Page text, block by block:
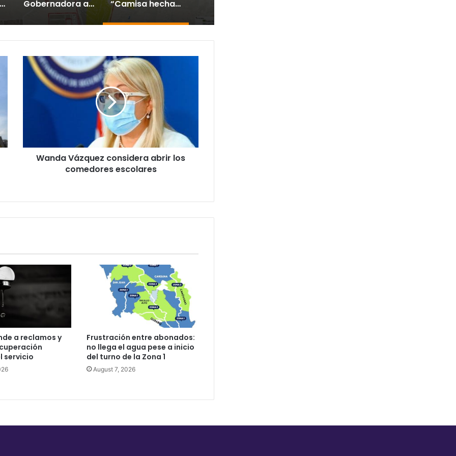
“La escuela ya no parece tan atractiva”: alertan sobre impacto de la tecnología en los jóvenes Gobernadora activa la Guardia Nacional ante incendio forestal en Cayey “Camisa hecha a la medida”: Planificador cuestiona aprobación de consulta de ubicación de Esencia
Wanda
Vázquez
considera
Wanda Vázquez considera abrir los
comedores escolares
a reclamos y
servicio
Frustración entre abonados:
no llega el agua pese a inicio
del turno de la Zona 1
August 7, 2026